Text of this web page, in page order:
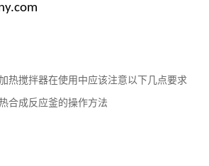
热搅拌器在使用中应该注意以下几点要求
合成反应釜的操作方法